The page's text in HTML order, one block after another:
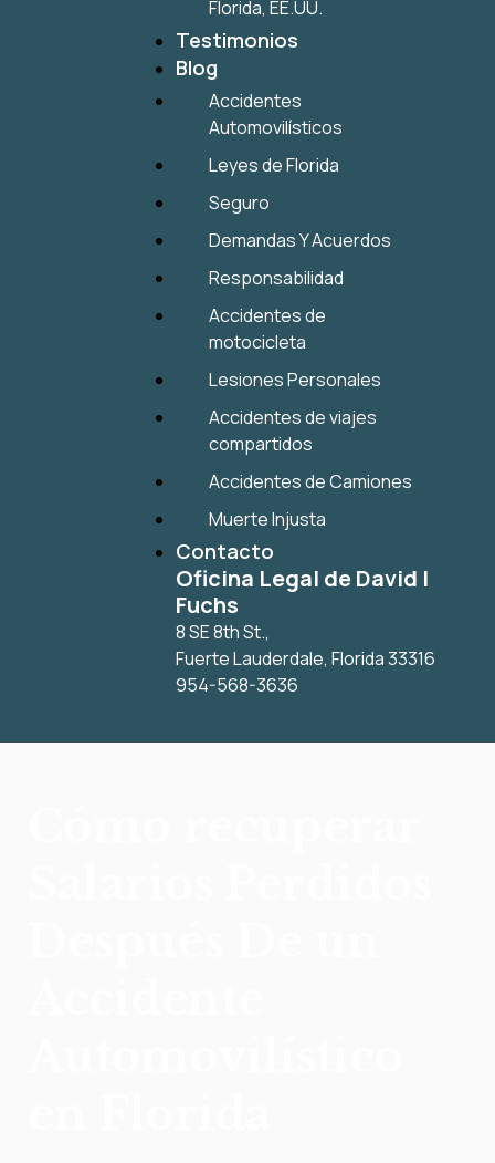
Florida, EE.UU.
Testimonios
Blog
Accidentes
Automovilísticos
Leyes de Florida
Seguro
Demandas Y Acuerdos
Responsabilidad
Accidentes de
motocicleta
Lesiones Personales
Accidentes de viajes
compartidos
Accidentes de Camiones
Muerte Injusta
Contacto
Oficina Legal de David I
Fuchs
8 SE 8th St.,
Fuerte Lauderdale, Florida33316
954-568-3636